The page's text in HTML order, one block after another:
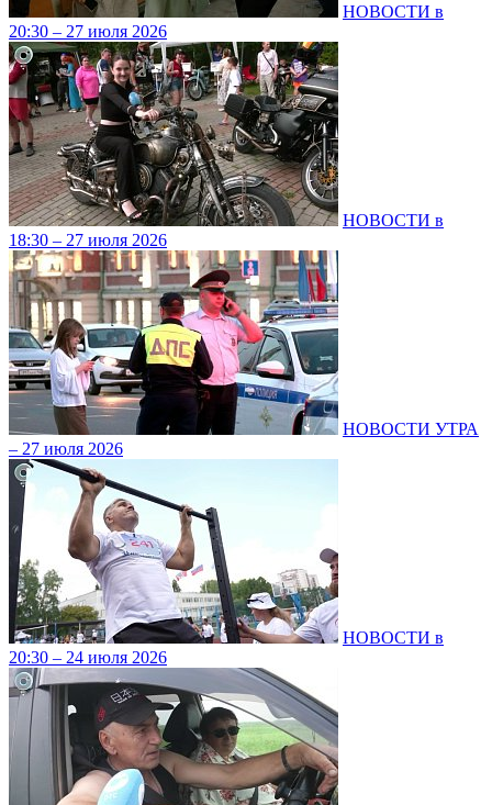
НОВОСТИ в
20:30 – 27 июля 2026
НОВОСТИ в
18:30 – 27 июля 2026
НОВОСТИ УТРА
– 27 июля 2026
НОВОСТИ в
20:30 – 24 июля 2026